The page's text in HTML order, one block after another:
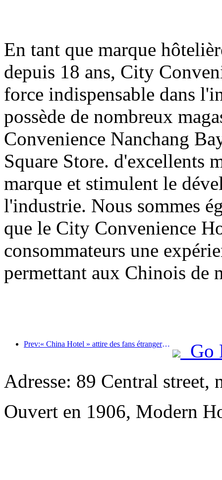
En tant que marque
depuis 18 ans, City
force indispensable dans
possède de nombreux
Convenience Nanchang
Square Store. d'excellents
marque et stimulent le
l'industrie. Nous sommes
que le City Convenience
consommateurs une
permettant aux Chinois de
Prev:« China Hotel » attire des fans étrangers et Jinjiang Hotel reçoit fréquemment les éloges des clients étrangers
Go
Adresse: 89 Central street,
Ouvert en 1906, Modern